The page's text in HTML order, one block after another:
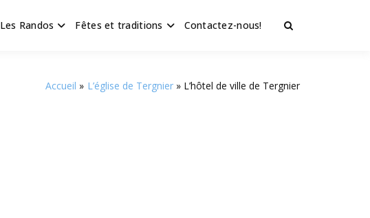
Les Randos Fêtes et traditions Contactez-nous!
Accueil L’église de Tergnier L’hôtel de ville de Tergnier